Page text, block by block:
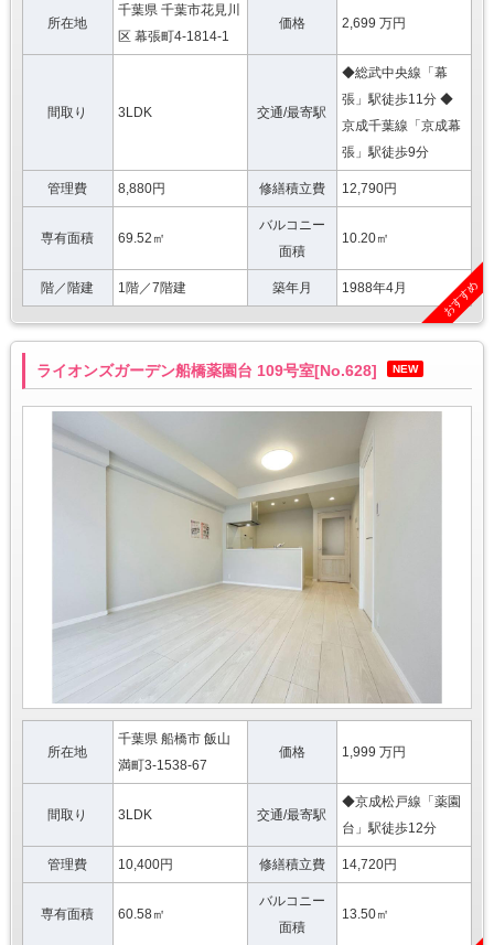
所在地
千葉県 千葉市花見川
区 幕張町4-1814-1
価格 2,699 万円
間取り 3LDK 交通/最寄駅
◆総武中央線「幕
張」駅徒歩11分 ◆
京成千葉線「京成幕
張」駅徒歩9分
管理費 8,880円 修繕積立費 12,790円
専有面積 69.52㎡
バルコニー
面積
10.20㎡
階／階建 1階／7階建 築年月 1988年4月 おすすめ
ライオンズガーデン船橋薬園台 109号室[No.628] NEW
所在地
千葉県 船橋市 飯山
満町3-1538-67
価格 1,999 万円
間取り 3LDK 交通/最寄駅
◆京成松戸線「薬園
台」駅徒歩12分
管理費 10,400円 修繕積立費 14,720円
専有面積 60.58㎡
バルコニー
面積
13.50㎡